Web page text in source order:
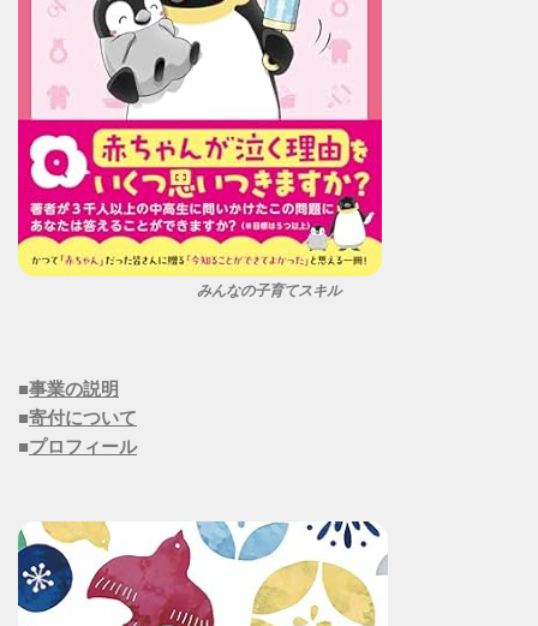
みんなの子育てスキル
■事業の説明
■寄付について
■プロフィール